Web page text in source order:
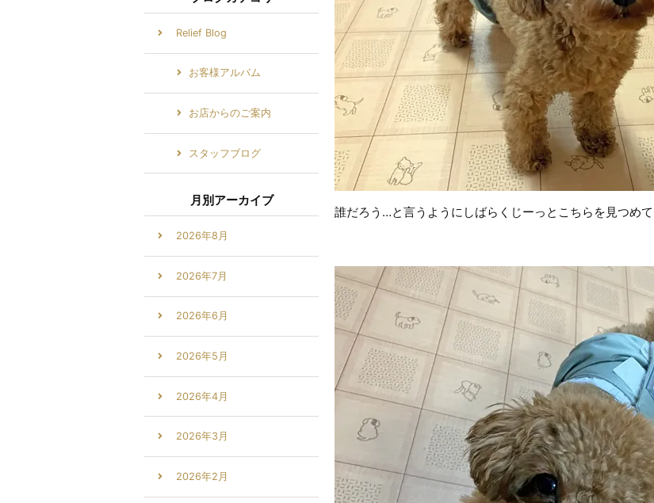
誰だろう…と言うようにしばらくじーっとこちらを見つめ
Relief Blog
お客様アルバム
お店からのご案内
スタッフブログ
月別アーカイブ
2026年8月
2026年7月
2026年6月
2026年5月
2026年4月
2026年3月
2026年2月